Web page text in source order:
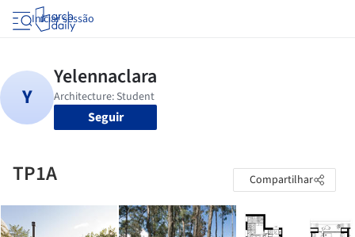
Iniciar sessão
Seguir
TP1A Compartilhar